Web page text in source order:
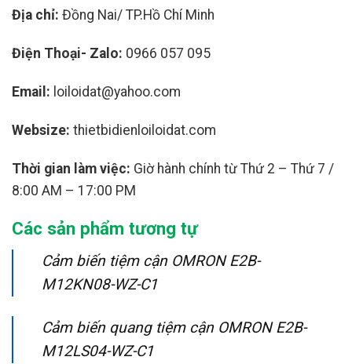
Địa chỉ: Đồng Nai/ TP.Hồ Chí Minh
Điện Thoại- Zalo: 0966 057 095
Email: loiloidat@yahoo.com
Websize: thietbidienloiloidat.com
Thời gian làm việc: Giờ hành chính từ Thứ 2 – Thứ 7 /
8:00 AM – 17:00 PM
Các sản phẩm tương tự
Cảm biến tiệm cận OMRON E2B-
M12KN08-WZ-C1
Cảm biến quang tiệm cận OMRON E2B-
M12LS04-WZ-C1